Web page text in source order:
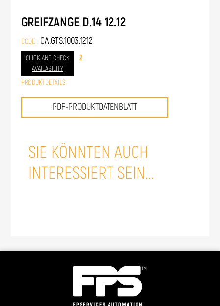
GREIFZANGE D.14 12.12
CODE: CA.GTS.1003.1212
CLICK AND CHECK
AVAILABILITY
2
PRODUKTDETAILS
PDF-PRODUKTDATENBLATT
SIE KÖNNTEN AUCH
INTERESSIERT SEIN...